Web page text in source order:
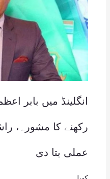
انگلینڈ میں بابر
رکھنے کا مشورہ،
عملی بتا دی